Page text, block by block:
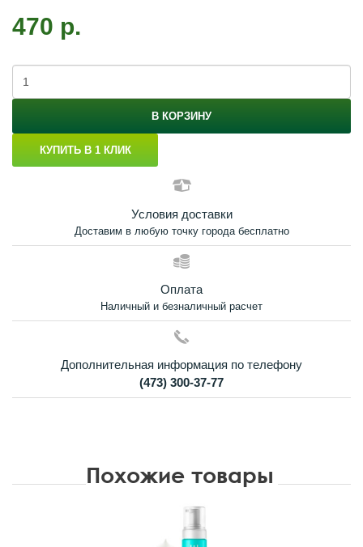
470 р.
В КОРЗИНУ
КУПИТЬ В 1 КЛИК
Условия доставки
Доставим в любую точку города бесплатно
Оплата
Наличный и безналичный расчет
Дополнительная информация по телефону
(473) 300-37-77
Похожие товары